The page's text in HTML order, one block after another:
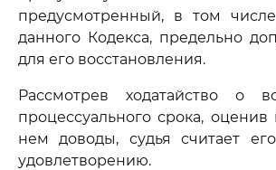
предусмотренный, в том
данного Кодекса, предельно
для его восстановления.
Рассмотрев ходатайство о
процессуального срока,
нем доводы, судья считает
удовлетворению.